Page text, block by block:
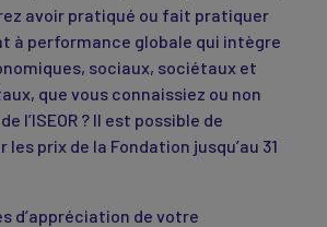
avoir pratiqué ou fait pratiquer
à performance globale qui intègre
sociaux, sociétaux et
que vous connaissiez ou non
l’ISEOR ? Il est possible de
prix de la Fondation jusqu’au 31
d’appréciation de votre